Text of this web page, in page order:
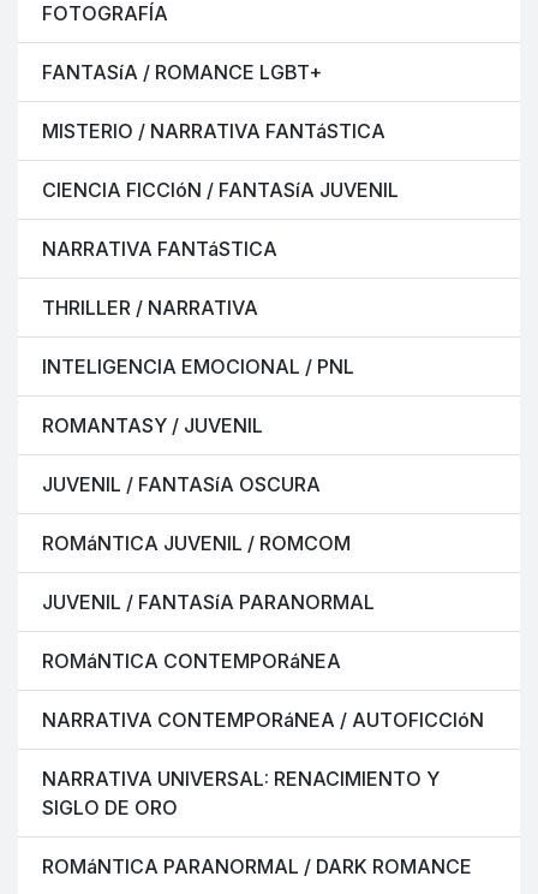
FOTOGRAFÍA
FANTASíA / ROMANCE LGBT+
MISTERIO / NARRATIVA FANTáSTICA
CIENCIA FICCIóN / FANTASíA JUVENIL
NARRATIVA FANTáSTICA
THRILLER / NARRATIVA
INTELIGENCIA EMOCIONAL / PNL
ROMANTASY / JUVENIL
JUVENIL / FANTASíA OSCURA
ROMáNTICA JUVENIL / ROMCOM
JUVENIL / FANTASíA PARANORMAL
ROMáNTICA CONTEMPORáNEA
NARRATIVA CONTEMPORáNEA / AUTOFICCIóN
NARRATIVA UNIVERSAL: RENACIMIENTO Y
SIGLO DE ORO
ROMáNTICA PARANORMAL / DARK ROMANCE